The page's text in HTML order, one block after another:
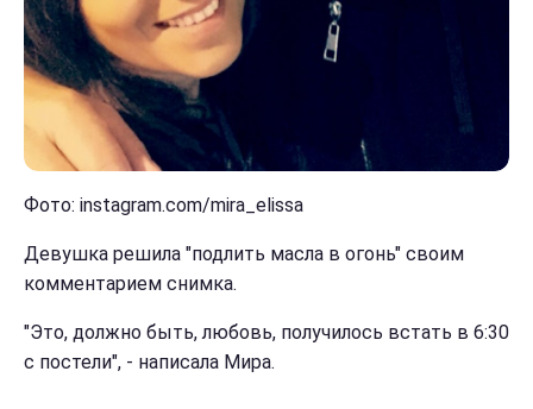
Фото: instagram.com/mira_elissa
Девушка решила "подлить масла в огонь" своим
комментарием снимка.
"Это, должно быть, любовь, получилось встать в 6:30
с постели", - написала Мира.